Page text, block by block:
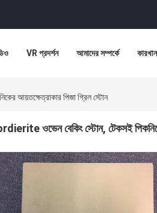
VR প্রদর্শন আমাদের সম্পর্কে
আয়তক্ষেত্রাকার পিজা গ্রিল স্টোন
ওভেন বেকিং স্টোন, টেকসই